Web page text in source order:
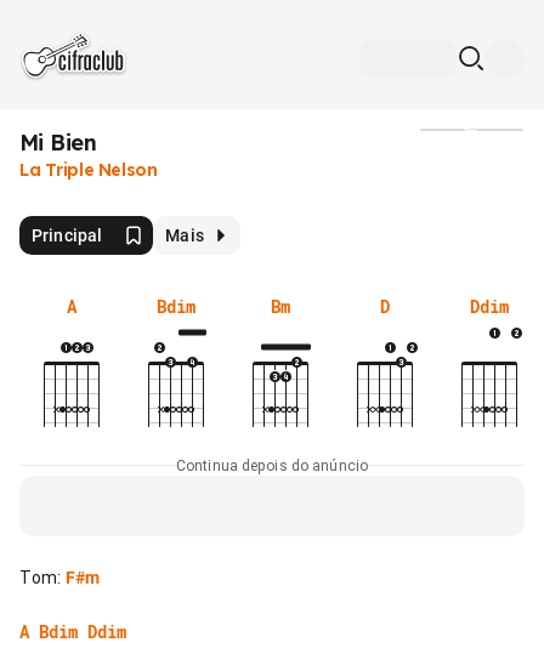
Mi Bien
La Triple Nelson
Principal Mais
A Bdim Bm D Ddim
Continua depois do anúncio
Tom: F#m
A Bdim Ddim